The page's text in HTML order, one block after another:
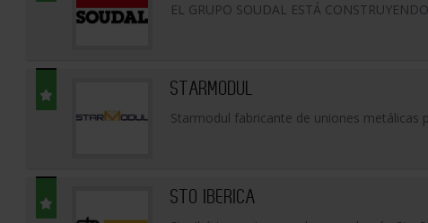
EL GRUPO SOUDAL ESTÁ
STARMODUL
Starmodul fabricante de uniones metálicas
STO IBERICA